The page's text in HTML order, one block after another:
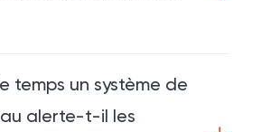
temps un système de
alerte-t-il les